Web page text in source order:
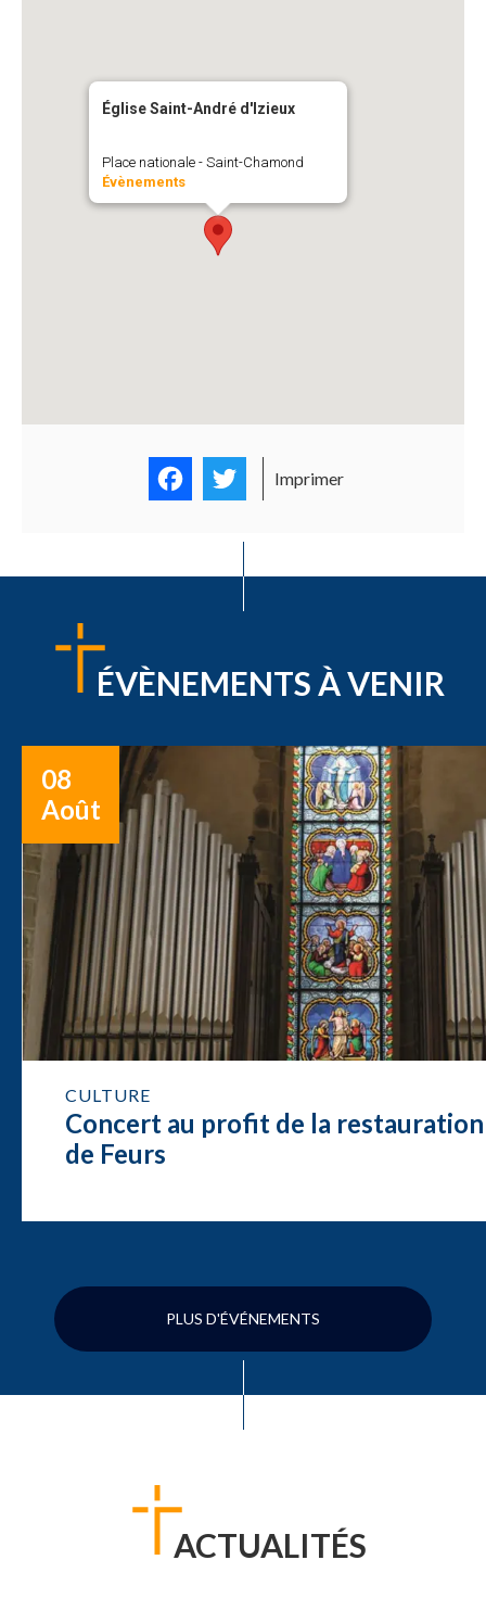
Église Saint-André d'Izieux
Place nationale - Saint-Chamond
Évènements
FacebookTwitter
Imprimer
ÉVÈNEMENTS À VENIR
08
Août
CULTURE
Concert au profit de la restauration
de Feurs
PLUS D'ÉVÉNEMENTS
ACTUALITÉS